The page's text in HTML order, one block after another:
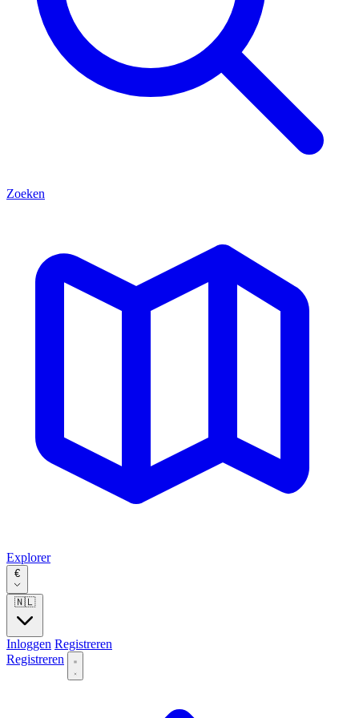
Zoeken
Explorer
€
🇳🇱
Inloggen Registreren
Registreren